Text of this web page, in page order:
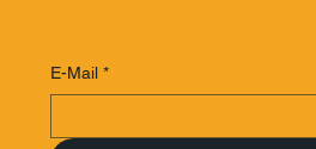
E-Mail *